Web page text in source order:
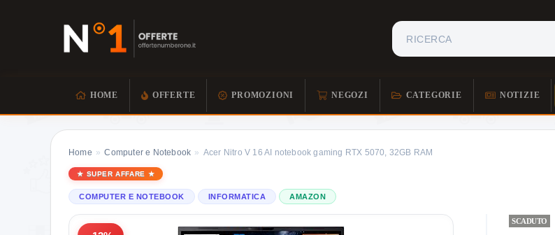
HOME OFFERTE PROMOZIONI NEGOZI CATEGORIE NOTIZIE
Home » Computer e Notebook » Acer Nitro V 16 AI notebook gaming RTX 5070, 32GB RAM
SUPER AFFARE
COMPUTER E NOTEBOOK INFORMATICA AMAZON
SCADUTO